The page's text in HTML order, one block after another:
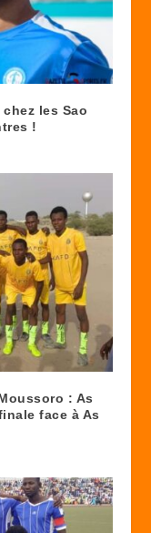
les Sao
!
: As
face à As